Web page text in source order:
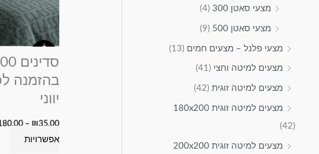
מצעי סאטן 300
(4)
מצעי סאטן 500 (9)
מצעי פלנל – מצעים חמים (13)
מצעים למיטה וחצי (41)
מצעים למיטה זוגית (42)
מצעים למיטה זוגית 180x200
(42)
מצעים למיטה זוגית 200x200
בהזמנה
יווני
₪35.00
–
אפשרויות
את